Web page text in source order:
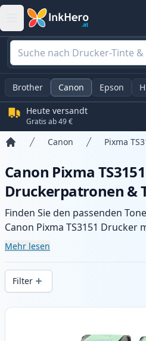
Brother Canon Epson
Heute versandt
Gratis ab 49 €
Canon Pixma
Canon Pixma TS3151
Druckerpatronen &
Finden Sie den passenden
Canon Pixma TS3151 Drucker
Auswahl an kompatiblen und
Druckqualität und schnellem
lokalem Lager in .
Mehr lesen
Filter
Produkte